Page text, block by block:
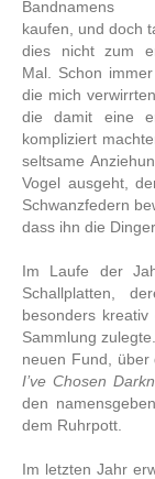
kaufen, und doch
dies nicht zum
Mal. Schon
die mich
die damit eine
kompliziert
seltsame
Vogel ausgeht,
Schwanzfedern
dass ihn die
Im Laufe der
Schallplatten,
besonders
Sammlung
neuen Fund, über
I’ve Chosen
den
dem Ruhrpott.
Im letzten Jahr